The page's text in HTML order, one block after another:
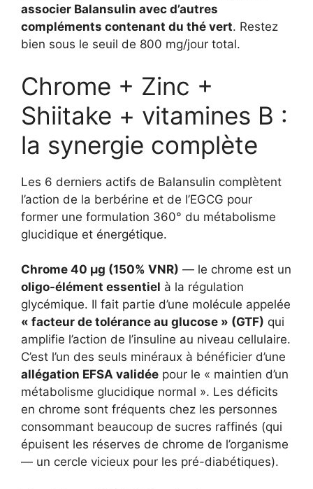
associer Balansulin avec d’autres
compléments contenant du thé vert. Restez
bien sous le seuil de 800 mg/jour total.
Chrome + Zinc +
Shiitake + vitamines B :
la synergie complète
Les 6 derniers actifs de Balansulin complètent
l’action de la berbérine et de l’EGCG pour
former une formulation 360° du métabolisme
glucidique et énergétique.
Chrome 40 µg (150% VNR) — le chrome est un
oligo-élément essentiel à la régulation
glycémique. Il fait partie d’une molécule appelée
« facteur de tolérance au glucose » (GTF) qui
amplifie l’action de l’insuline au niveau cellulaire.
C’est l’un des seuls minéraux à bénéficier d’une
allégation EFSA validée pour le « maintien d’un
métabolisme glucidique normal ». Les déficits
en chrome sont fréquents chez les personnes
consommant beaucoup de sucres raffinés (qui
épuisent les réserves de chrome de l’organisme
— un cercle vicieux pour les pré-diabétiques).